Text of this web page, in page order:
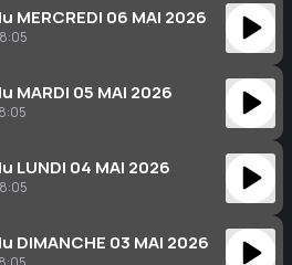
MERCREDI 06 MAI 2026
MARDI 05 MAI 2026
LUNDI 04 MAI 2026
DIMANCHE 03 MAI 2026